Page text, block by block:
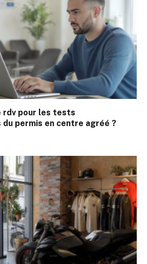
rdv pour les tests
permis en centre agréé ?